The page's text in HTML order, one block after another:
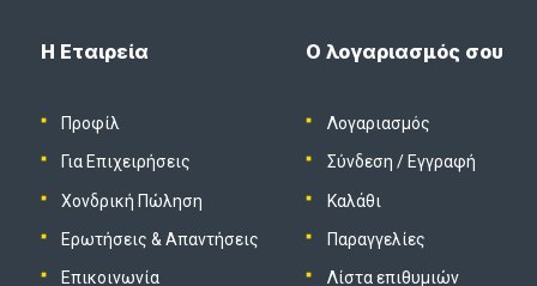
Η Εταιρεία
Προφίλ
Για Επιχειρήσεις
Χονδρική Πώληση
Ερωτήσεις & Απαντήσεις
Επικοινωνία
Ο λογαριασμός σου
Λογαριασμός
Σύνδεση / Εγγραφή
Καλάθι
Παραγγελίες
Λίστα επιθυμιών